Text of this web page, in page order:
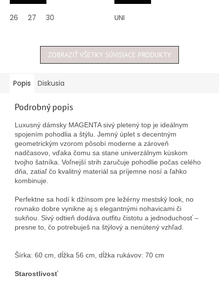
hviezdičiek.
26 27 30
hviezdičiek.
UNI
ZOBRAZIŤ VŠETKY SÚVISIACE PRODUKTY
Popis Diskusia
Podrobný popis
Luxusný dámsky MAGENTA sivý pletený top je ideálnym
spojením pohodlia a štýlu. Jemný úplet s decentným
geometrickým vzorom pôsobí moderne a zároveň
nadčasovo, vďaka čomu sa stane univerzálnym kúskom
tvojho šatníka. Voľnejší strih zaručuje pohodlie počas celého
dňa, zatiaľ čo kvalitný materiál sa príjemne nosí a ľahko
kombinuje.
Perfektne sa hodí k džínsom pre ležérny mestský look, no
rovnako dobre vynikne aj s elegantnými nohavicami či
sukňou. Sivý odtieň dodáva outfitu čistotu a jednoduchosť –
presne to, čo potrebuješ na štýlový a nenútený vzhľad.
Šírka: 60 cm, dĺžka 56 cm, dĺžka rukávov: 70 cm
Starostlivosť